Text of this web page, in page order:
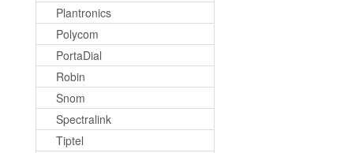
Plantronics
Polycom
PortaDial
Robin
Snom
Spectralink
Tiptel